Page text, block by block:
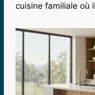
cuisine familiale où